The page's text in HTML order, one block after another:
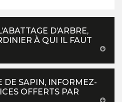
D’ARBRE,
À QUI IL FAUT
DE SAPIN, INFORMEZ-
OFFERTS PAR